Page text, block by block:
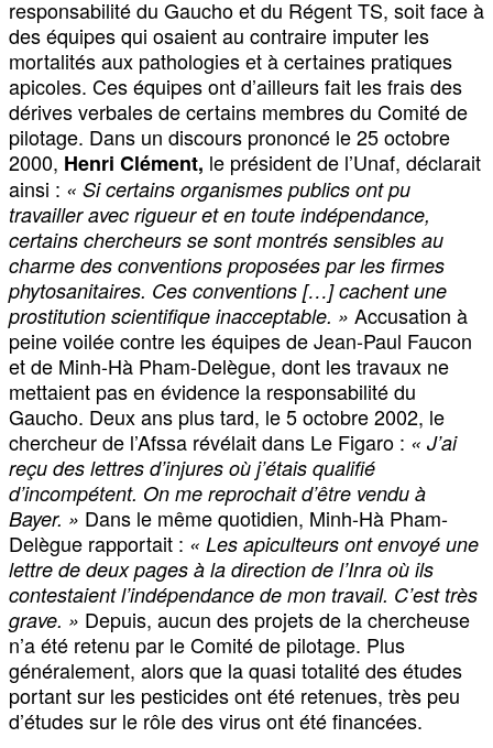
responsabilité du Gaucho et du Régent TS, soit face à
des équipes qui osaient au contraire imputer les
mortalités aux pathologies et à certaines pratiques
apicoles. Ces équipes ont d’ailleurs fait les frais des
dérives verbales de certains membres du Comité de
pilotage. Dans un discours prononcé le 25 octobre
2000, Henri Clément, le président de l’Unaf, déclarait
ainsi : « Si certains organismes publics ont pu
travailler avec rigueur et en toute indépendance,
certains chercheurs se sont montrés sensibles au
charme des conventions proposées par les firmes
phytosanitaires. Ces conventions […] cachent une
prostitution scientifique inacceptable. » Accusation à
peine voilée contre les équipes de Jean-Paul Faucon
et de Minh-Hà Pham-Delègue, dont les travaux ne
mettaient pas en évidence la responsabilité du
Gaucho. Deux ans plus tard, le 5 octobre 2002, le
chercheur de l’Afssa révélait dans Le Figaro : « J’ai
reçu des lettres d’injures où j’étais qualifié
d’incompétent. On me reprochait d’être vendu à
Bayer. » Dans le même quotidien, Minh-Hà Pham-
Delègue rapportait : « Les apiculteurs ont envoyé une
lettre de deux pages à la direction de l’Inra où ils
contestaient l’indépendance de mon travail. C’est très
grave. » Depuis, aucun des projets de la chercheuse
n’a été retenu par le Comité de pilotage. Plus
généralement, alors que la quasi totalité des études
portant sur les pesticides ont été retenues, très peu
d’études sur le rôle des virus ont été financées.